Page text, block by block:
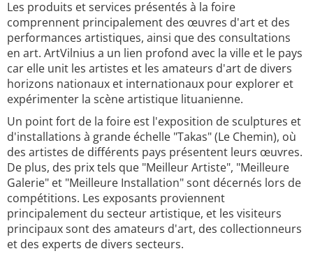
Les produits et services présentés à la foire
comprennent principalement des œuvres d'art et des
performances artistiques, ainsi que des consultations
en art. ArtVilnius a un lien profond avec la ville et le pays
car elle unit les artistes et les amateurs d'art de divers
horizons nationaux et internationaux pour explorer et
expérimenter la scène artistique lituanienne.
Un point fort de la foire est l'exposition de sculptures et
d'installations à grande échelle "Takas" (Le Chemin), où
des artistes de différents pays présentent leurs œuvres.
De plus, des prix tels que "Meilleur Artiste", "Meilleure
Galerie" et "Meilleure Installation" sont décernés lors de
compétitions. Les exposants proviennent
principalement du secteur artistique, et les visiteurs
principaux sont des amateurs d'art, des collectionneurs
et des experts de divers secteurs.